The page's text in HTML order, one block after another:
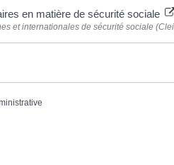
en matière de sécurité sociale
et internationales de sécurité sociale